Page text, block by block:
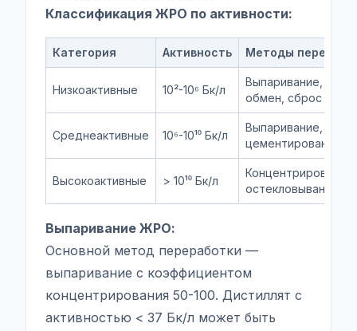
Классификация ЖРО по активности:
Категория Активность Методы
Низкоактивные 10²-10⁶ Бк/л
Выпаривание,
обмен, сброс
Среднеактивные 10⁶-10¹⁰ Бк/л
Выпаривание,
цементирование
Высокоактивные > 10¹⁰ Бк/л
Концентрирование,
остекловывание
Выпаривание ЖРО:
Основной метод переработки —
выпаривание с коэффициентом
концентрирования 50-100. Дистиллят с
активностью < 37 Бк/л может быть